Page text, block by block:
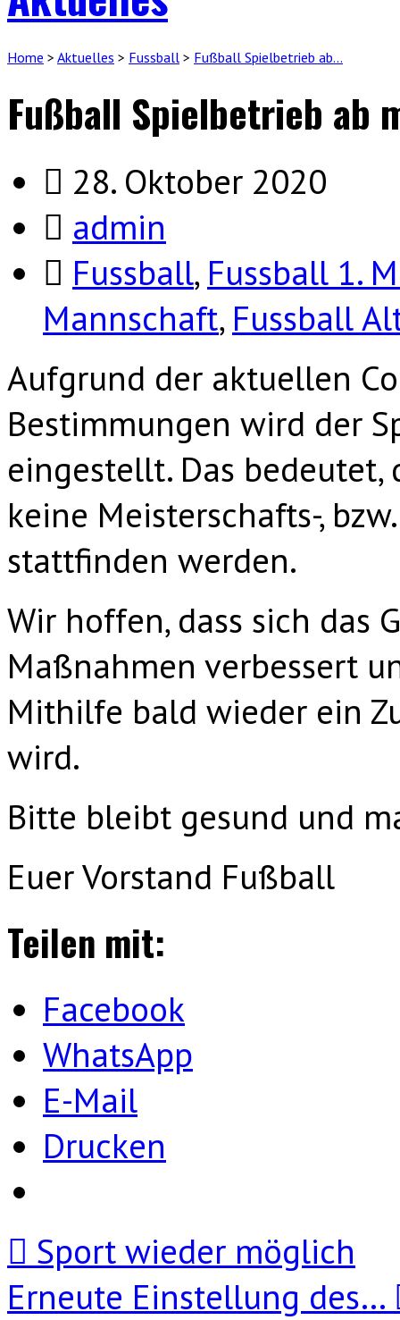
Home > Aktuelles > Fussball > Fußball Spielbetrieb ab…
Fußball Spielbetrieb ab
28. Oktober 2020
admin
Fussball, Fussball 1.
Mannschaft, Fussball
Aufgrund der aktuellen
Bestimmungen wird der
eingestellt. Das bedeutet,
keine Meisterschafts-,
stattfinden werden.
Wir hoffen, dass sich das
Maßnahmen verbessert
Mithilfe bald wieder ein
wird.
Bitte bleibt gesund und
Euer Vorstand Fußball
Teilen mit:
Facebook
WhatsApp
E-Mail
Drucken
Sport wieder möglich
Erneute Einstellung des…